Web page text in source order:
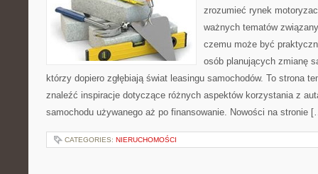
zrozumieć rynek
ważnych tematów
czemu może być
osób planujących zmianę
którzy dopiero zgłębiają świat leasingu samochodów. To strona
znaleźć inspiracje dotyczące różnych aspektów korzystania z
samochodu używanego aż po finansowanie. Nowości na stronie
CATEGORIES: NIERUCHOMOŚCI